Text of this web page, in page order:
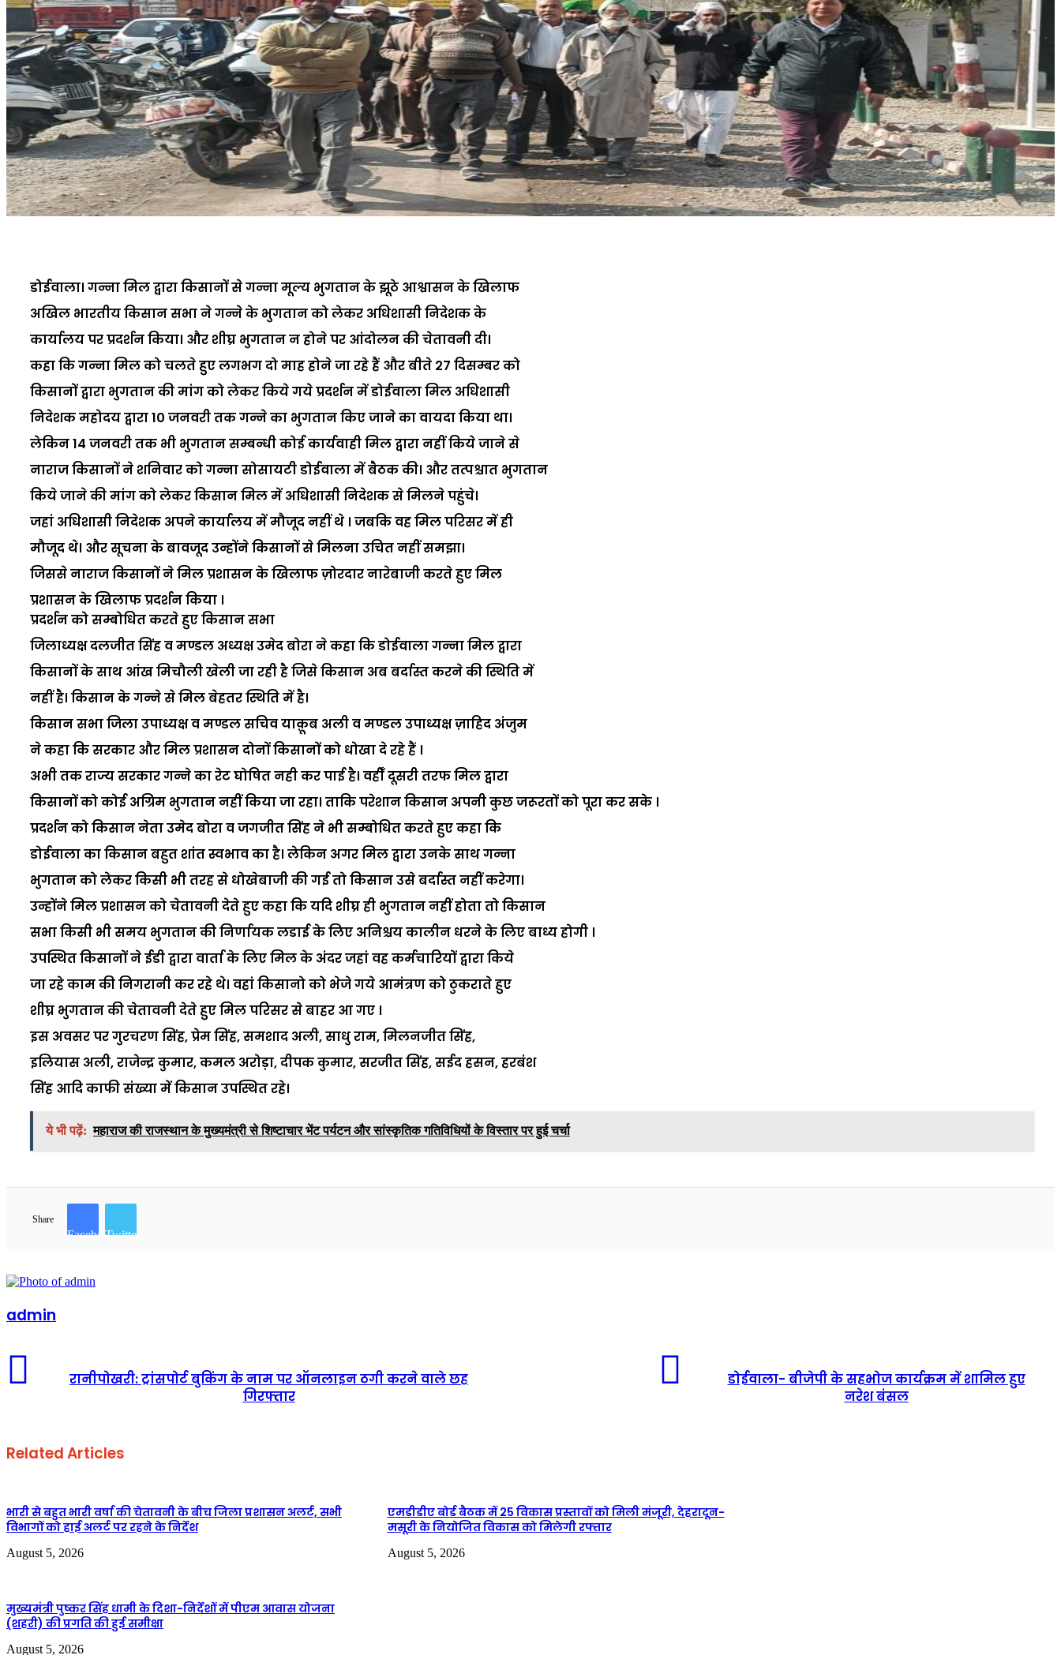
डोईवाला। गन्ना मिल द्वारा किसानों से गन्ना मूल्य भुगतान के झूठे आश्वासन के खिलाफ
अखिल भारतीय किसान सभा ने गन्ने के भुगतान को लेकर अधिशासी निदेशक के
कार्यालय पर प्रदर्शन किया। और शीघ्र भुगतान न होने पर आंदोलन की चेतावनी दी।
कहा कि गन्ना मिल को चलते हुए लगभग दो माह होने जा रहे हैं और बीते 27 दिसम्बर को
किसानों द्वारा भुगतान की मांग को लेकर किये गये प्रदर्शन में डोईवाला मिल अधिशासी
निदेशक महोदय द्वारा 10 जनवरी तक गन्ने का भुगतान किए जाने का वायदा किया था।
लेकिन 14 जनवरी तक भी भुगतान सम्बन्धी कोई कार्यवाही मिल द्वारा नहीं किये जाने से
नाराज किसानों ने शनिवार को गन्ना सोसायटी डोईवाला में बैठक की। और तत्पश्चात भुगतान
किये जाने की मांग को लेकर किसान मिल में अधिशासी निदेशक से मिलने पहुंचे।
जहां अधिशासी निदेशक अपने कार्यालय में मौजूद नहीं थे । जबकि वह मिल परिसर में ही
मौजूद थे। और सूचना के बावजूद उन्होंने किसानों से मिलना उचित नहीं समझा।
जिससे नाराज किसानों ने मिल प्रशासन के खिलाफ ज़ोरदार नारेबाजी करते हुए मिल
प्रशासन के खिलाफ प्रदर्शन किया ।
प्रदर्शन को सम्बोधित करते हुए किसान सभा
जिलाध्यक्ष दलजीत सिंह व मण्डल अध्यक्ष उमेद बोरा ने कहा कि डोईवाला गन्ना मिल द्वारा
किसानों के साथ आंख मिचौली खेली जा रही है जिसे किसान अब बर्दास्त करने की स्थिति में
नहीं है। किसान के गन्ने से मिल बेहतर स्थिति में है।
किसान सभा जिला उपाध्यक्ष व मण्डल सचिव याक़ूब अली व मण्डल उपाध्यक्ष ज़ाहिद अंजुम
ने कहा कि सरकार और मिल प्रशासन दोनों किसानों को धोखा दे रहे हैं ।
अभी तक राज्य सरकार गन्ने का रेट घोषित नही कर पाई है। वहीँ दूसरी तरफ मिल द्वारा
किसानों को कोई अग्रिम भुगतान नहीं किया जा रहा। ताकि परेशान किसान अपनी कुछ जरूरतों को पूरा कर सके ।
प्रदर्शन को किसान नेता उमेद बोरा व जगजीत सिंह ने भी सम्बोधित करते हुए कहा कि
डोईवाला का किसान बहुत शांत स्वभाव का है। लेकिन अगर मिल द्वारा उनके साथ गन्ना
भुगतान को लेकर किसी भी तरह से धोखेबाजी की गई तो किसान उसे बर्दास्त नहीं करेगा।
उन्होंने मिल प्रशासन को चेतावनी देते हुए कहा कि यदि शीघ्र ही भुगतान नहीं होता तो किसान
सभा किसी भी समय भुगतान की निर्णायक लडाई के लिए अनिश्चय कालीन धरने के लिए बाध्य होगी ।
उपस्थित किसानों ने ईडी द्वारा वार्ता के लिए मिल के अंदर जहां वह कर्मचारियों द्वारा किये
जा रहे काम की निगरानी कर रहे थे। वहां किसानो को भेजे गये आमंत्रण को ठुकराते हुए
शीघ्र भुगतान की चेतावनी देते हुए मिल परिसर से बाहर आ गए ।
इस अवसर पर गुरचरण सिंह, प्रेम सिंह, समशाद अली, साधु राम, मिलनजीत सिंह,
इलियास अली, राजेन्द्र कुमार, कमल अरोड़ा, दीपक कुमार, सरजीत सिंह, सईद हसन, हरबंश
सिंह आदि काफी संख्या में किसान उपस्थित रहे।
ये भी पढ़ें: महाराज की राजस्थान के मुख्यमंत्री से शिष्टाचार भेंट पर्यटन और सांस्कृतिक गतिविधियों के विस्तार पर हुई चर्चा
Share
FacebookTwitter
admin
रानीपोखरी: ट्रांसपोर्ट बुकिंग के नाम पर ऑनलाइन ठगी करने वाले छह
गिरफ्तार
डोईवाला- बीजेपी के सहभोज कार्यक्रम में शामिल हुए
नरेश बंसल
Related Articles
भारी से बहुत भारी वर्षा की चेतावनी के बीच जिला प्रशासन अलर्ट, सभी
विभागों को हाई अलर्ट पर रहने के निर्देश
August 5, 2026
एमडीडीए बोर्ड बैठक में 25 विकास प्रस्तावों को मिली मंजूरी, देहरादून-
मसूरी के नियोजित विकास को मिलेगी रफ्तार
August 5, 2026
मुख्यमंत्री पुष्कर सिंह धामी के दिशा-निर्देशों में पीएम आवास योजना
(शहरी) की प्रगति की हुई समीक्षा
August 5, 2026